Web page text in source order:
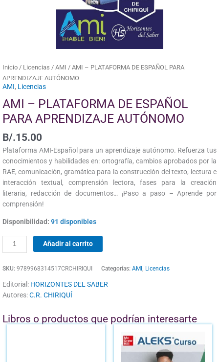
Inicio / Licencias / AMI / AMI – PLATAFORMA DE ESPAÑOL PARA
APRENDIZAJE AUTÓNOMO
AMI, Licencias
AMI – PLATAFORMA DE ESPAÑOL
PARA APRENDIZAJE AUTÓNOMO
B/.15.00
Plataforma AMI-Español para un aprendizaje autónomo. Refuerza tus
conocimientos y habilidades en: ortografía, cambios aprobados por la
RAE, comunicación, gramática para la construcción del texto, lectura e
interacción textual, comprensión lectora, fases para la creación
literaria, redacción de documentos… ¡Paso a paso – Aprende por
comprensión!
Disponibilidad: 91 disponibles
Añadir al carrito
SKU: 9789968314517CRCHIRIQUI Categorías: AMI Licencias
Editorial: HORIZONTES DEL SABER
Autores:C.R. CHIRIQUÍ
Libros o productos que podrían interesarte